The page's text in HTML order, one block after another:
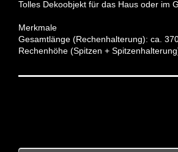
Tolles Dekoobjekt für das Haus oder im
Merkmale
Gesamtlänge (Rechenhalterung): ca.
Rechenhöhe (Spitzen +